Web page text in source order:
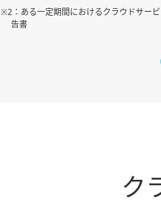
※2：ある一定期間におけるクラウドサー
告書
ク